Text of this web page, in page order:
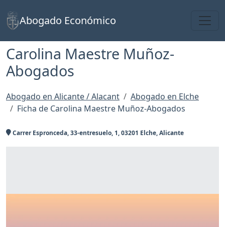
Abogado Económico
Carolina Maestre Muñoz-
Abogados
Abogado en Alicante / Alacant
Abogado en Elche
Ficha de Carolina Maestre Muñoz-Abogados
Carrer Espronceda, 33-entresuelo, 1, 03201 Elche, Alicante